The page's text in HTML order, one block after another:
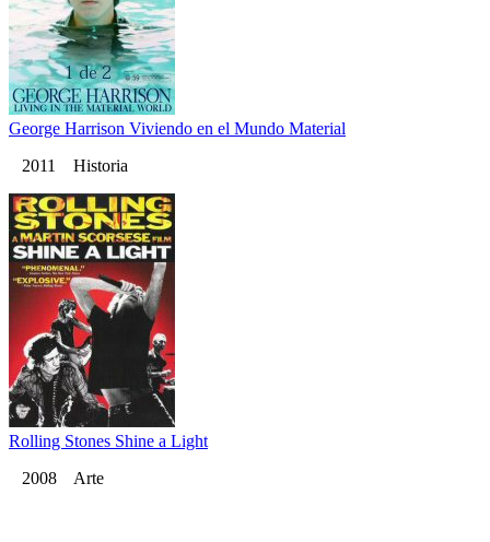
George Harrison Viviendo en el Mundo Material
2011 Historia
Rolling Stones Shine a Light
2008 Arte